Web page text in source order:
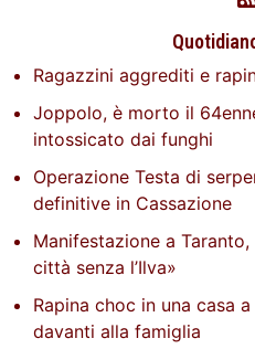
Ragazzini aggrediti e
Joppolo, è morto il
intossicato dai funghi
Operazione Testa di
definitive in Cassazione
Manifestazione a
città senza l’Ilva»
Rapina choc in una casa
davanti alla famiglia